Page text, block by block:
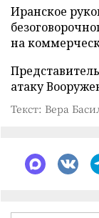
Иранское
на
атаку
Текст: Вера